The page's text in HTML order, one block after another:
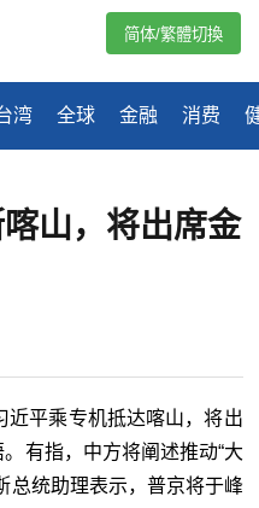
湾 全球 金融 消费
简体/繁體切換
山，将出席金
近平乘专机抵达喀山，将出
有指，中方将阐述推动“大
总统助理表示，普京将于峰